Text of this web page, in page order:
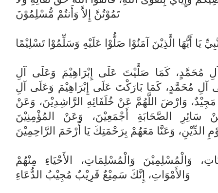
تَمُوْتُنَّ إِلاَّ وَأَنتُمْ مُّسْلِمُوْنَ
يَا أَيُّهَا الَّذِيْنَ آمَنُوْا صَلُّوْا عَلَيْهِ وَسَلِّمُوْا تَسْلِيْمًا
مُحَمَّدٍ، كَمَا صَلَّيْتَ عَلَى إِبْرَاهِيْمَ وَعَلَى آلِ
آلِ مُحَمَّدٍ، كَمَا بَارَكْتَ عَلَى إِبْرَاهِيْمَ وَعَلَى آلِ
مَجِيْدٌ، وَارْضَ اللَّهُمَّ عَنْ خُلَفَائِهِ الرَّاشِدِيْنَ، وَعَنْ
سَائِرِ الصَّحَابَةِ أَجْمَعِيْنَ، وَعَنْ المُؤْمِنِيْنَ
الدِّيْنِ، وَعَنَّا مَعَهُمْ بِرَحْمَتِكَ يَا أَرْحَمَ الرَّاحِمِيْنَ
وَالْمُسْلِمِيْنَ وَالْمُسْلِمَاتِ، الأَحْيَاءِ مِنْهُمْ
وَالأَمْوَاتِ، إِنَّكَ سَمِيْعٌ قَرِيْبٌ مُجِيْبُ الدُّعَاءِ